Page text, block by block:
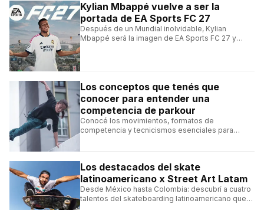
Kylian Mbappé vuelve a ser la
portada de EA Sports FC 27
Después de un Mundial inolvidable, Kylian
Mbappé será la imagen de EA Sports FC 27 y
Los conceptos que tenés que
conocer para entender una
competencia de parkour
Conocé los movimientos, formatos de
competencia y tecnicismos esenciales para
Los destacados del skate
latinoamericano x Street Art Latam
Desde México hasta Colombia: descubrí a cuatro
talentos del skateboarding latinoamericano que